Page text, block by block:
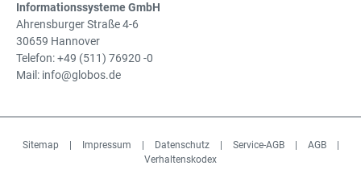
Informationssysteme GmbH
Ahrensburger Straße 4-6
30659 Hannover
Telefon: +49 (511) 76920 -0
Mail: info@globos.de
Sitemap Impressum Datenschutz Service-AGB AGB
Verhaltenskodex